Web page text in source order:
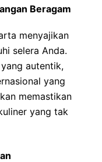
Beragam
menyajikan
selera Anda.
autentik,
yang
memastikan
yang tak